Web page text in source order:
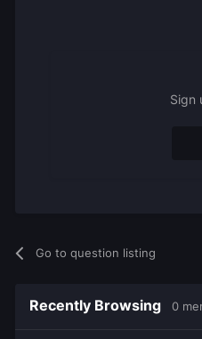
Sign
Go to question listing
Recently Browsing 0